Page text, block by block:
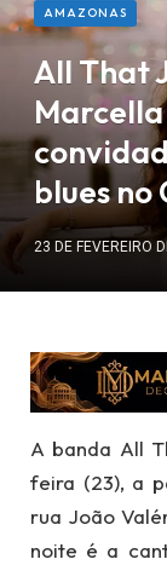
AMAZONAS
All That
blues no
23 DE FEVEREIRO
A banda All
feira (23), a
rua João
noite é a